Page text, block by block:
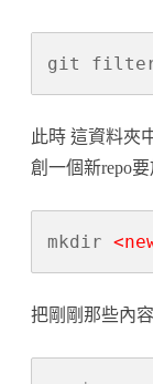
git
此時 這資料夾
創一個新repo
mkdir
把剛剛那些內